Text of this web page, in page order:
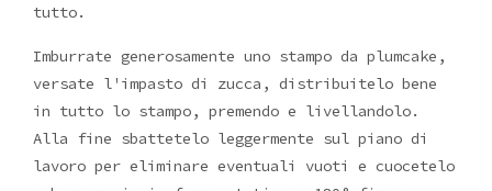
tutto.
Imburrate generosamente uno stampo da plumcake,
versate l'impasto di zucca, distribuitelo bene
in tutto lo stampo, premendo e livellandolo.
Alla fine sbattetelo leggermente sul piano di
lavoro per eliminare eventuali vuoti e cuocetelo